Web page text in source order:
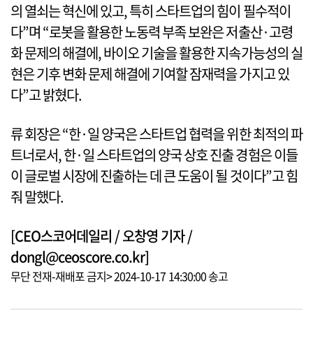
의 열쇠는 혁신에 있고, 특히 스타트업의 힘이 필수적이
다”며 “로봇을 활용한 노동력 부족 보완은 저출산·고령
화 문제의 해결에, 바이오 기술을 활용한 지속가능성의 실
현은 기후 변화 문제 해결에 기여할 잠재력을 가지고 있
다”고 밝혔다.
류 회장은 “한·일 양국은 스타트업 협력을 위한 최적의 파
트너로서, 한·일 스타트업의 양국 상호 진출 경험은 이들
이 글로벌 시장에 진출하는 데 큰 도움이 될 것이다”고 힘
줘 말했다.
[CEO스코어데일리 / 오창영 기자 /
dongl@ceoscore.co.kr]
무단 전재-재배포 금지> 2024-10-17 14:30:00 송고